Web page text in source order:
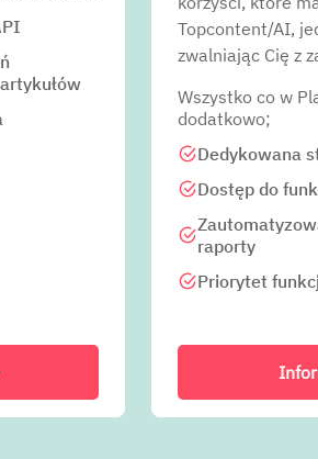
Topcontent/AI,
zwalniając Cię z
Wszystko co w
dodatkowo;
Dedykowana
Dostęp do
raporty
Priorytet